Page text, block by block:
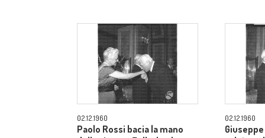
02.12.1960
Paolo Rossi bacia la mano
02.12.1960